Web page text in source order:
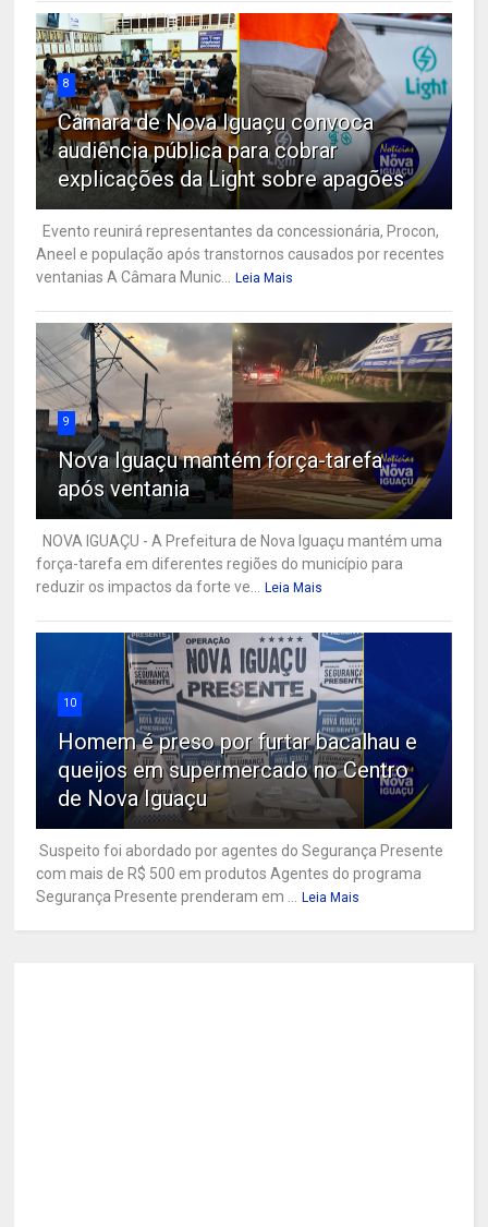
8
Câmara de Nova Iguaçu convoca
audiência pública para cobrar
explicações da Light sobre apagões
Evento reunirá representantes da concessionária, Procon,
Aneel e população após transtornos causados por recentes
ventanias A Câmara Munic...
Leia Mais
9
Nova Iguaçu mantém força-tarefa
após ventania
NOVA IGUAÇU - A Prefeitura de Nova Iguaçu mantém uma
força-tarefa em diferentes regiões do município para
reduzir os impactos da forte ve...
Leia Mais
10
Homem é preso por furtar bacalhau e
queijos em supermercado no Centro
de Nova Iguaçu
Suspeito foi abordado por agentes do Segurança Presente
com mais de R$ 500 em produtos Agentes do programa
Segurança Presente prenderam em ...
Leia Mais